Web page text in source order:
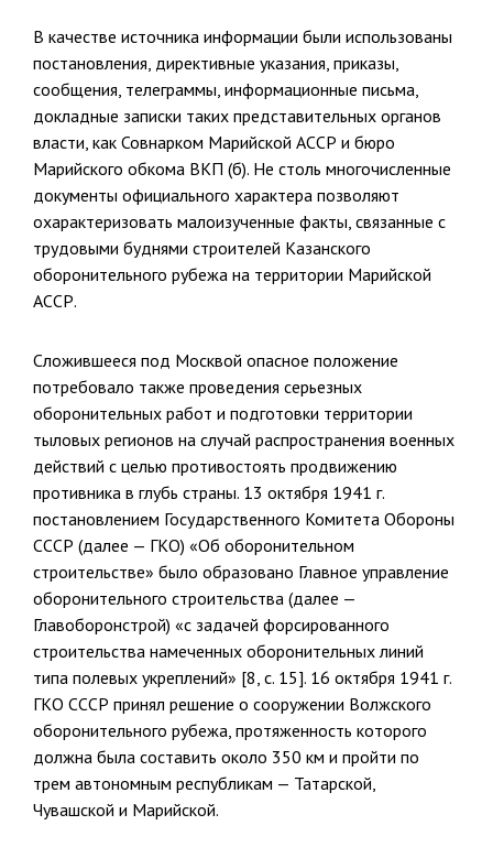
В качестве источника информации были использованы
постанов­ления, директивные указания, приказы,
сообщения, телеграммы, ин­формационные письма,
докладные записки таких представительных органов
власти, как Совнарком Марийской АССР и бюро
Марийско­го обкома ВКП (б). Не столь многочисленные
документы официально­го характера позволяют
охарактеризовать малоизученные факты, свя­занные с
трудовыми буднями строителей Казанского
оборонительно­го рубежа на территории Марийской
АССР.
Сложившееся под Москвой опасное положение
потребовало также проведения серьезных
оборонительных работ и подготовки террито­рии
тыловых регионов на случай распространения военных
действий с целью противостоять продвижению
противника в глубь страны. 13 ок­тября 1941 г.
постановлением Государственного Комитета Обороны
СССР (далее — ГКО) «Об оборонительном
строительстве» было об­разовано Главное управление
оборонительного строительства (далее —
Главоборонстрой) «с задачей форсированного
строительства намечен­ных оборонительных линий
типа полевых укреплений» [8, с. 15]. 16 ок­тября 1941 г.
ГКО СССР принял решение о сооружении Волжского
оборонительного рубежа, протяженность которого
должна была со­ставить около 350 км и пройти по
трем автономным республикам — Татарской,
Чувашской и Марийской.